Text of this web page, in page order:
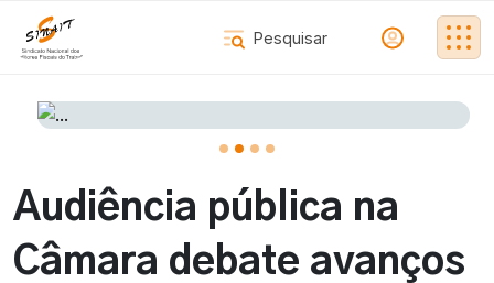
Audiência pública na
Câmara debate avanços